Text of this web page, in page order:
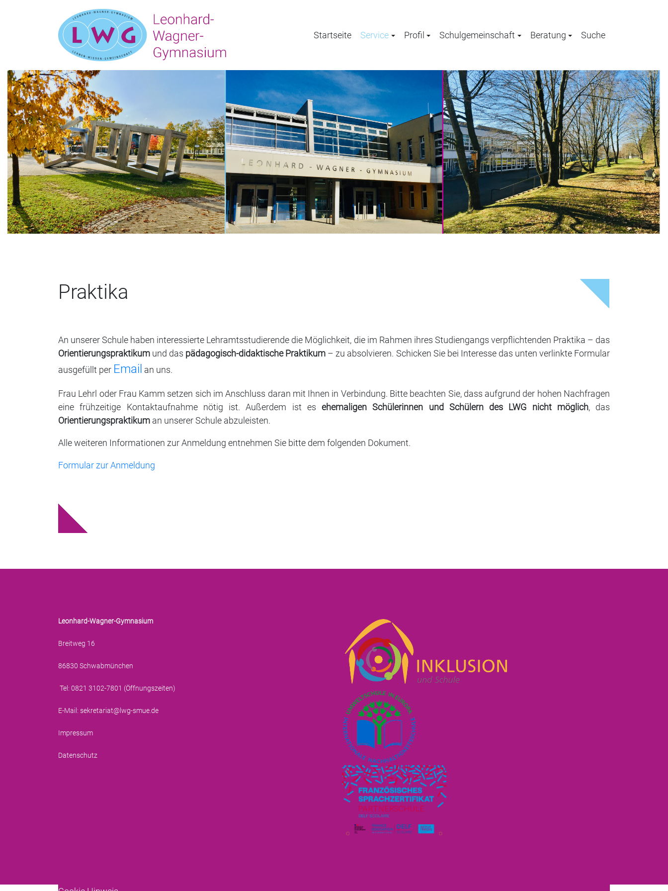
Startseite Service Profil Schulgemeinschaft Beratung Suche
Praktika
An unserer Schule haben interessierte Lehramtsstudierende die Möglichkeit, die im Rahmen ihres Studiengangs verpflichtenden Praktika – das
Orientierungspraktikum und das pädagogisch-didaktische Praktikum – zu absolvieren. Schicken Sie bei Interesse das unten verlinkte Formular
ausgefüllt per Email an uns.
Frau Lehrl oder Frau Kamm setzen sich im Anschluss daran mit Ihnen in Verbindung. Bitte beachten Sie, dass aufgrund der hohen Nachfragen
eine frühzeitige Kontaktaufnahme nötig ist. Außerdem ist es ehemaligen Schülerinnen und Schülern des LWG nicht möglich, das
Orientierungspraktikum an unserer Schule abzuleisten.
Alle weiteren Informationen zur Anmeldung entnehmen Sie bitte dem folgenden Dokument.
Formular zur Anmeldung
Leonhard-Wagner-Gymnasium
Breitweg 16
86830 Schwabmünchen
Tel: 0821 3102-7801 (Öffnungszeiten)
E-Mail: sekretariat@lwg-smue.de
Impressum
Datenschutz